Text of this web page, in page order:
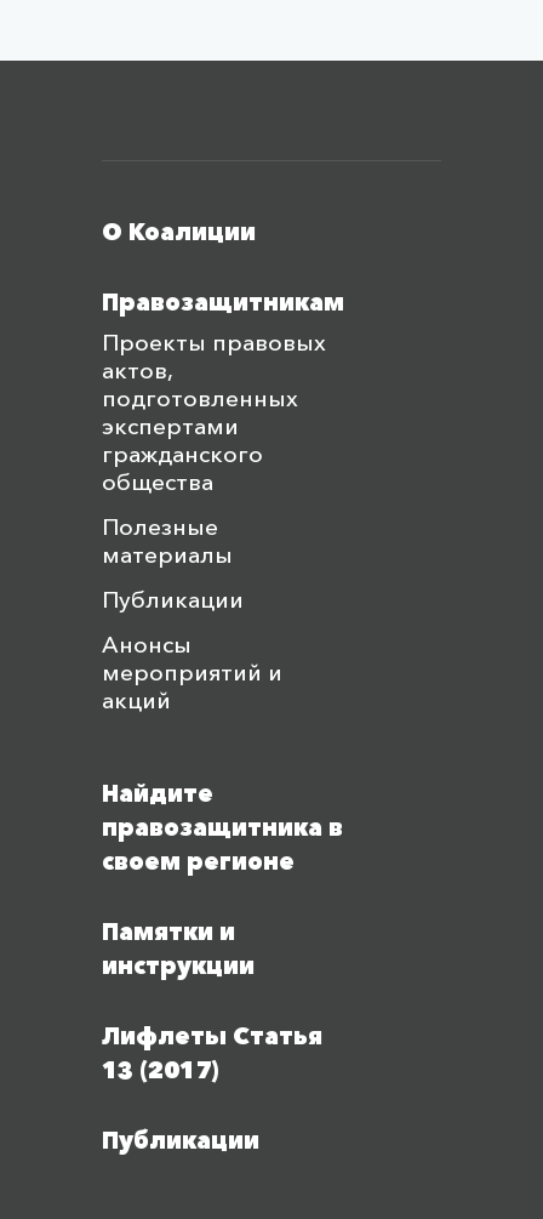
О Коалиции
Правозащитникам
Проекты правовых
актов,
подготовленных
экспертами
гражданского
общества
Полезные
материалы
Публикации
Анонсы
мероприятий и
акций
Найдите
правозащитника в
своем регионе
Памятки и
инструкции
Лифлеты Статья
13 (2017)
Публикации